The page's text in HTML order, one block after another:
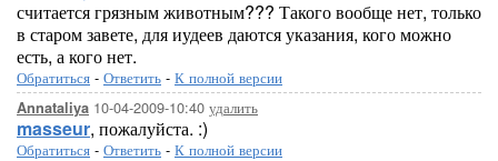
считается грязным животным??? Такого вообще нет, только
в старом завете, для иудеев даются указания, кого можно
есть, а кого нет.
Обратиться - Ответить - К полной версии
Annataliya 10-04-2009-10:40 удалить
masseur, пожалуйста. :)
Обратиться - Ответить - К полной версии